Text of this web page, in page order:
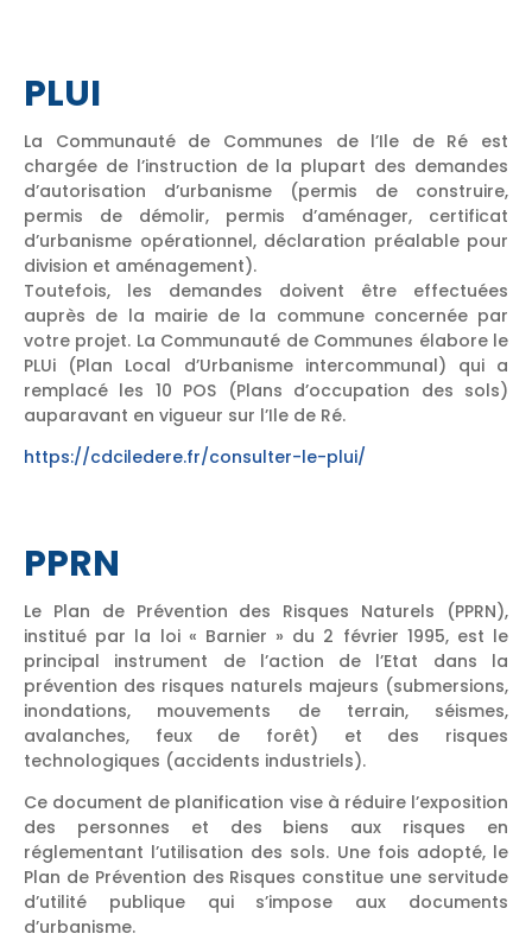
PLUI
La Communauté de Communes de l’Ile de Ré est
chargée de l’instruction de la plupart des demandes
d’autorisation d’urbanisme (permis de construire,
permis de démolir, permis d’aménager, certificat
d’urbanisme opérationnel, déclaration préalable pour
division et aménagement).
Toutefois, les demandes doivent être effectuées
auprès de la mairie de la commune concernée par
votre projet. La Communauté de Communes élabore le
PLUi (Plan Local d’Urbanisme intercommunal) qui a
remplacé les 10 POS (Plans d’occupation des sols)
auparavant en vigueur sur l’Ile de Ré.
https://cdciledere.fr/consulter-le-plui/
PPRN
Le Plan de Prévention des Risques Naturels (PPRN),
institué par la loi « Barnier » du 2 février 1995, est le
principal instrument de l’action de l’Etat dans la
prévention des risques naturels majeurs (submersions,
inondations, mouvements de terrain, séismes,
avalanches, feux de forêt) et des risques
technologiques (accidents industriels).
Ce document de planification vise à réduire l’exposition
des personnes et des biens aux risques en
réglementant l’utilisation des sols. Une fois adopté, le
Plan de Prévention des Risques constitue une servitude
d’utilité publique qui s’impose aux documents
d’urbanisme.